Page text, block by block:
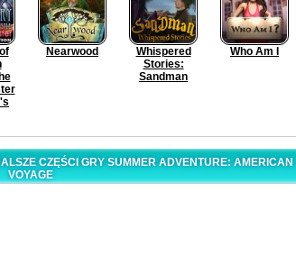
Nearwood
Whispered
Stories:
Sandman
Who Am I
CZĘŚCI GRY SUMMER ADVENTURE: AMERICAN
VOYAGE